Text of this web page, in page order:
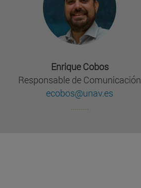
Enrique Cobos
Responsable de Comunicación
ecobos@unav.es
.........